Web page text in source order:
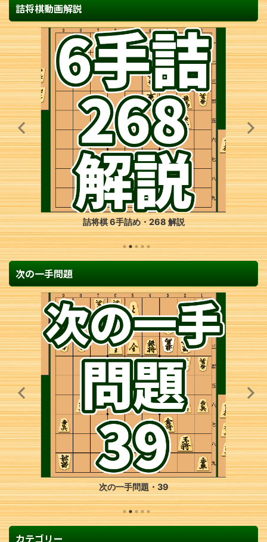
詰将棋動画解説
詰将棋 6手詰め・268 解説
次の一手問題
次の一手問題・39
カテゴリー